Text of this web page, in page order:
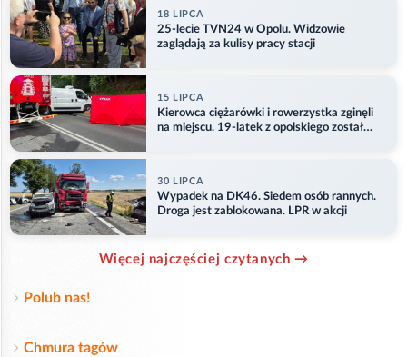
18 LIPCA
25-lecie TVN24 w Opolu. Widzowie
zaglądają za kulisy pracy stacji
15 LIPCA
Kierowca ciężarówki i rowerzystka zginęli
na miejscu. 19-latek z opolskiego został
30 LIPCA
Wypadek na DK46. Siedem osób rannych.
Droga jest zablokowana. LPR w akcji
Więcej najczęściej czytanych →
Polub nas!
Chmura tagów